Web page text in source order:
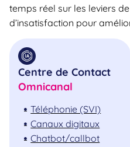
temps réel sur les leviers
d’insatisfaction pour
Centre de Contact
Omnicanal
Téléphonie (SVI)
Canaux digitaux
Chatbot/callbot